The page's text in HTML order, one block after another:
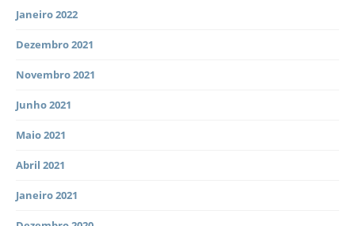
Janeiro 2022
Dezembro 2021
Novembro 2021
Junho 2021
Maio 2021
Abril 2021
Janeiro 2021